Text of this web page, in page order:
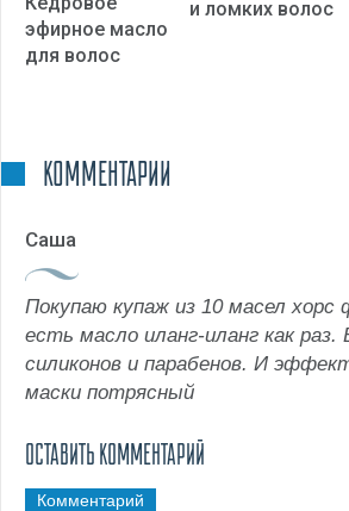
эфирное масло
для волос
и ломких волос
КОММЕНТАРИИ
Саша
Покупаю купаж из 10 масел хорс
есть масло иланг-иланг как
силиконов и парабенов. И
маски потрясный
ОСТАВИТЬ КОММЕНТАРИЙ
Комментарий